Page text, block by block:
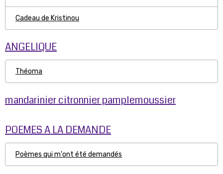
Cadeau de Kristinou
ANGELIQUE
Théoma
mandarinier citronnier pamplemoussier
POEMES A LA DEMANDE
Poèmes qui m'ont été demandés